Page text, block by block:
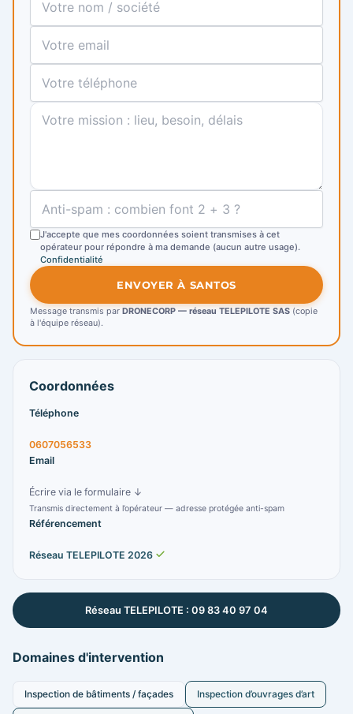
Domaines d'intervention
Inspection de bâtiments / façades Inspection d’ouvrages d’art
J'accepte que mes coordonnées soient transmises à cet
opérateur pour répondre à ma demande (aucun autre usage).
Confidentialité
ENVOYER À SANTOS
Message transmis par DRONECORP — réseau TELEPILOTE SAS (copie
à l'équipe réseau).
Coordonnées
Téléphone
0607056533
Email
Écrire via le formulaire ↓
Transmis directement à l’opérateur — adresse protégée anti-spam
Référencement
Réseau TELEPILOTE 2026
Réseau TELEPILOTE : 09 83 40 97 04